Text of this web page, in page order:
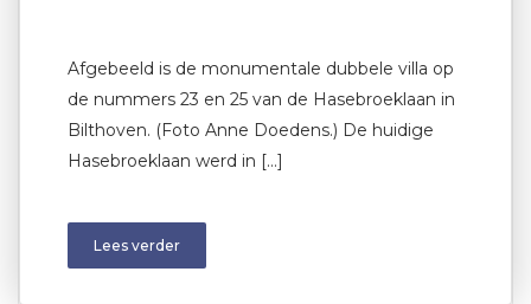
Afgebeeld is de monumentale dubbele villa op
de nummers 23 en 25 van de Hasebroeklaan in
Bilthoven. (Foto Anne Doedens.) De huidige
Hasebroeklaan werd in […]
Lees verder